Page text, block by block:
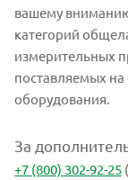
вашему
категорий
измерительных
поставляемых
оборудования.
За
+7 (800) 302-92-25